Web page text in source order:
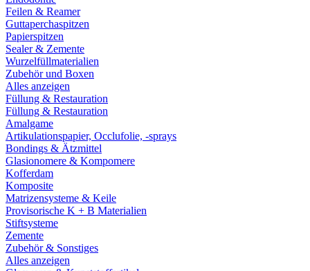
Feilen & Reamer
Guttaperchaspitzen
Papierspitzen
Sealer & Zemente
Wurzelfüllmaterialien
Zubehör und Boxen
Alles anzeigen
Füllung & Restauration
Füllung & Restauration
Amalgame
Artikulationspapier, Occlufolie, -sprays
Bondings & Ätzmittel
Glasionomere & Kompomere
Kofferdam
Komposite
Matrizensysteme & Keile
Provisorische K + B Materialien
Stiftsysteme
Zemente
Zubehör & Sonstiges
Alles anzeigen